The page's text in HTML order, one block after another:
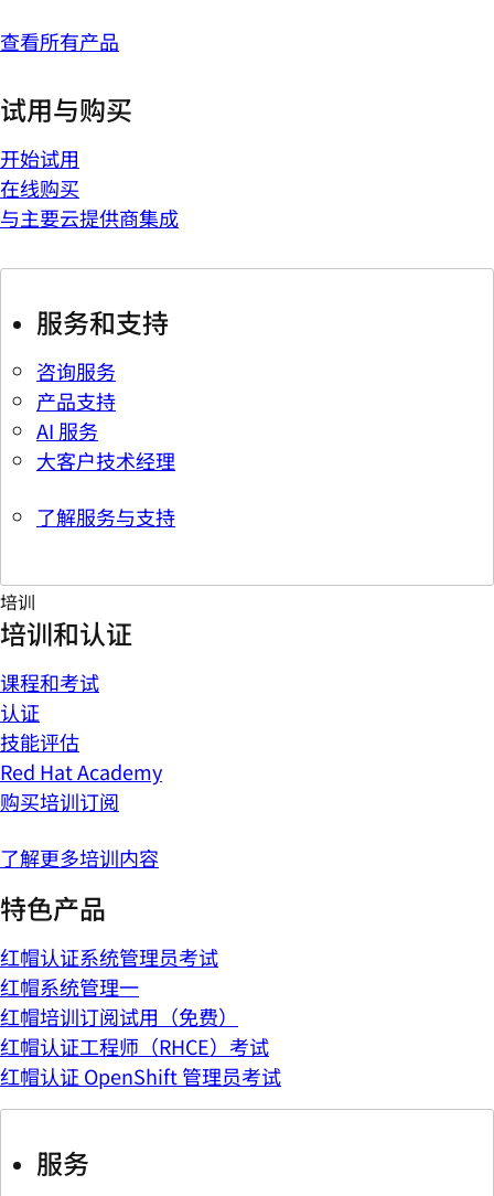
查看所有产品
试用与购买
开始试用
在线购买
与主要云提供商集成
服务和支持
咨询服务
产品支持
AI 服务
大客户技术经理
了解服务与支持
培训
培训和认证
课程和考试
认证
技能评估
Red Hat Academy
购买培训订阅
了解更多培训内容
特色产品
红帽认证系统管理员考试
红帽系统管理一
红帽培训订阅试用（免费）
红帽认证工程师（RHCE）考试
红帽认证 OpenShift 管理员考试
服务